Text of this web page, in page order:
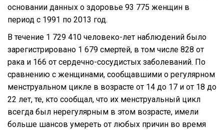
основании данных о здоровье 93 775 женщин в
период с 1991 по 2013 год.
В течение 1 729 410 человеко-лет наблюдений было
зарегистрировано 1 679 смертей, в том числе 828 от
рака и 166 от сердечно-сосудистых заболеваний. По
сравнению с женщинами, сообщавшими о регулярном
менструальном цикле в возрасте от 14 до 17 и от 18 до
22 лет, те, кто сообщал, что их менструальный цикл
всегда был нерегулярным в этом возрасте, имели
больше шансов умереть от любых причин во время